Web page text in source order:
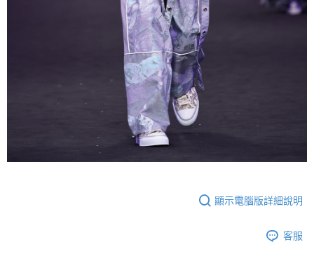
顯示電腦版詳細說明
客服